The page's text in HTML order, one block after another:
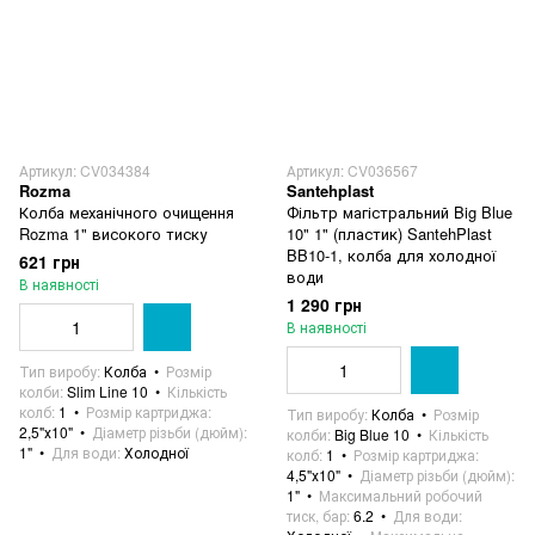
Артикул: CV034384
Rozma
Колба механічного очищення
Rozma 1" високого тиску
621 грн
В наявності
Тип виробу Колба
Розмір
колби Slim Line 10
Кількість
колб 1
Розмір картриджа
2,5"х10"
Діаметр різьби (дюйм)
1"
Для води Холодної
Артикул: CV036567
Santehplast
Фільтр магістральний Big Blue
10" 1" (пластик) SantehPlast
BB10-1, колба для холодної
води
1 290 грн
В наявності
Тип виробу Колба
Розмір
колби Big Blue 10
Кількість
колб 1
Розмір картриджа
4,5"х10"
Діаметр різьби (дюйм)
1"
Максимальний робочий
тиск, бар 6.2
Для води